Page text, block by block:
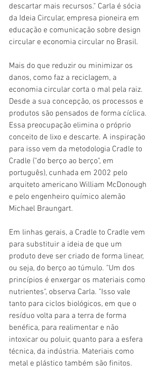
descartar mais recursos." Carla é sócia
da Ideia Circular, empresa pioneira em
educação e comunicação sobre design
circular e economia circular no Brasil.
Mais do que reduzir ou minimizar os
danos, como faz a reciclagem, a
economia circular corta o mal pela raiz.
Desde a sua concepção, os processos e
produtos são pensados de forma cíclica.
Essa preocupação elimina o próprio
conceito de lixo e descarte. A inspiração
para isso vem da metodologia Cradle to
Cradle ("do berço ao berço", em
português), cunhada em 2002 pelo
arquiteto americano William McDonough
e pelo engenheiro químico alemão
Michael Braungart.
Em linhas gerais, a Cradle to Cradle vem
para substituir a ideia de que um
produto deve ser criado de forma linear,
ou seja, do berço ao túmulo. "Um dos
princípios é enxergar os materiais como
nutrientes", observa Carla. "Isso vale
tanto para ciclos biológicos, em que o
resíduo volta para a terra de forma
benéfica, para realimentar e não
intoxicar ou poluir, quanto para a esfera
técnica, da indústria. Materiais como
metal e plástico também são finitos.